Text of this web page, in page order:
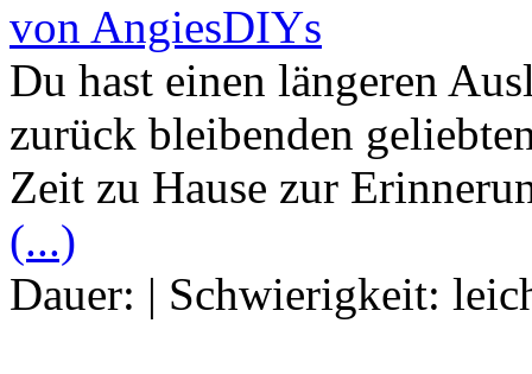
von AngiesDIYs
Du hast einen längeren
zurück bleibenden
Zeit zu Hause zur
(...)
Dauer: | Schwierigkeit: